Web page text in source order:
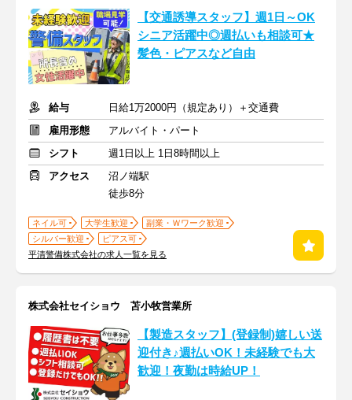
【交通誘導スタッフ】週1日～OK
シニア活躍中◎週払いも相談可★
髪色・ピアスなど自由
給与
日給1万2000円（規定あり）＋交通費
雇用形態
アルバイト・パート
シフト
週1日以上 1日8時間以上
アクセス
沼ノ端駅
徒歩8分
ネイル可 大学生歓迎
副業・Ｗワーク歓迎
シルバー歓迎
ピアス可
平清警備株式会社の求人一覧を見る
株式会社セイショウ 苫小牧営業所
【製造スタッフ】(登録制)嬉しい送
迎付き♪週払いOK！未経験でも大
歓迎！夜勤は時給UP！